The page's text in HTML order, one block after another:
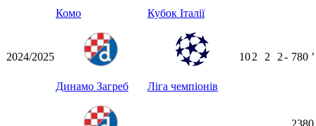
Комо Кубок Італії
2024/2025
Динамо Загреб Ліга чемпіонів
102 2 2- 780 ʼ
2380